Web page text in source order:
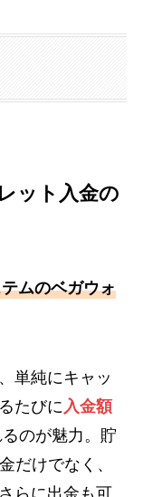
ット入金の
ムのベガウォ
単純にキャッ
たびに入金額
のが魅力。貯
だけでなく、